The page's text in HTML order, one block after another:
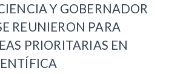
Y GOBERNADOR
REUNIERON PARA
PRIORITARIAS EN